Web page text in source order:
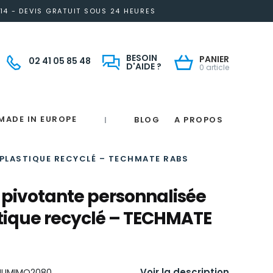
- DEVIS GRATUIT SOUS 24 HEURES
02 41 05 85 48 BESOIN
D'AIDE ?
PANIER
0 article
IN EUROPE | BLOG A PROPOS
RECYCLÉ – TECHMATE RABS
pivotante personnalisée
recyclé – TECHMATE